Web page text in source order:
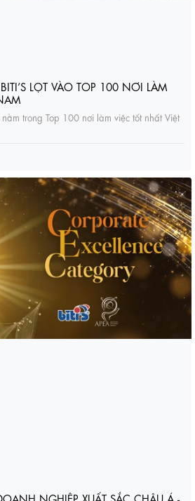
LỌT VÀO TOP 100 NƠI LÀM
trong Top 100 nơi làm việc tốt nhất Việt